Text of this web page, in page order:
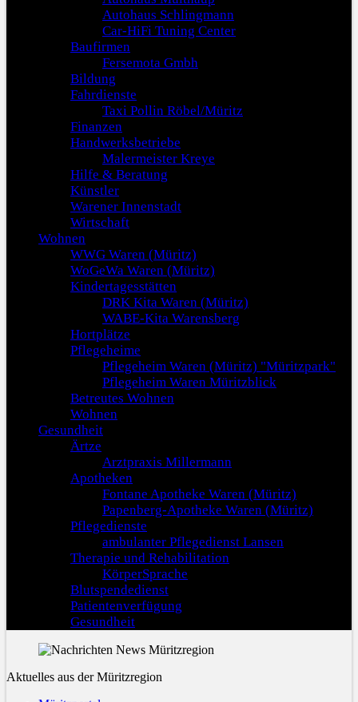
Autohaus Schlingmann
Car-HiFi Tuning Center
Baufirmen
Fersemota Gmbh
Bildung
Fahrdienste
Taxi Pollin Röbel/Müritz
Finanzen
Handwerksbetriebe
Malermeister Kreye
Hilfe & Beratung
Künstler
Warener Innenstadt
Wirtschaft
Wohnen
WWG Waren (Müritz)
WoGeWa Waren (Müritz)
Kindertagesstätten
DRK Kita Waren (Müritz)
WABE-Kita Warensberg
Hortplätze
Pflegeheime
Pflegeheim Waren (Müritz) "Müritzpark"
Pflegeheim Waren Müritzblick
Betreutes Wohnen
Wohnen
Gesundheit
Ärtze
Arztpraxis Millermann
Apotheken
Fontane Apotheke Waren (Müritz)
Papenberg-Apotheke Waren (Müritz)
Pflegedienste
ambulanter Pflegedienst Lansen
Therapie und Rehabilitation
KörperSprache
Blutspendedienst
Patientenverfügung
Gesundheit
Aktuelles aus der Müritzregion